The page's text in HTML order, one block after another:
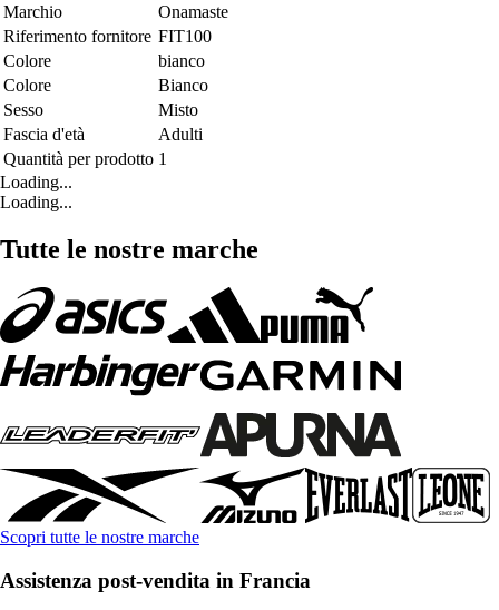
Marchio
Onamaste
Riferimento fornitore FIT100
Colore
bianco
Colore
Bianco
Sesso
Misto
Fascia d'età
Adulti
Quantità per prodotto 1
Loading...
Loading...
Tutte le nostre marche
Scopri tutte le nostre marche
Assistenza post-vendita in Francia